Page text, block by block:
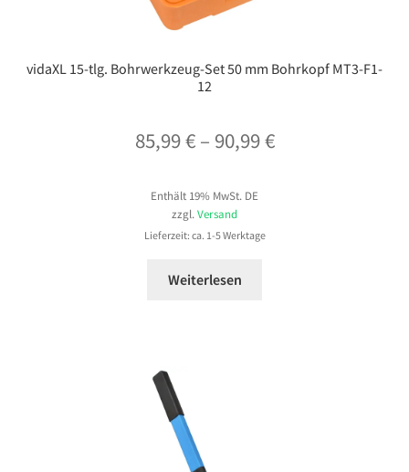
vidaXL 15-tlg. Bohrwerkzeug-Set 50 mm Bohrkopf MT3-F1-
12
85,99€ – 90,99€Preisspanne:
Enthält 19% MwSt. DE
zzgl.Versand
Lieferzeit: ca. 1-5 Werktage
Weiterlesen